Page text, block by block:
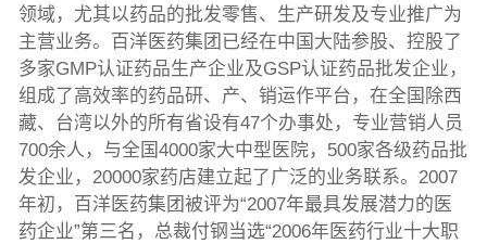
领域，尤其以药品的批发零售、生产研发及专业推广为
主营业务。百洋医药集团已经在中国大陆参股、控股了
多家GMP认证药品生产企业及GSP认证药品批发企业，
组成了高效率的药品研、产、销运作平台，在全国除西
藏、台湾以外的所有省设有47个办事处，专业营销人员
700余人，与全国4000家大中型医院，500家各级药品批
发企业，20000家药店建立起了广泛的业务联系。2007
年初，百洋医药集团被评为“2007年最具发展潜力的医
药企业”第三名，总裁付钢当选“2006年医药行业十大职